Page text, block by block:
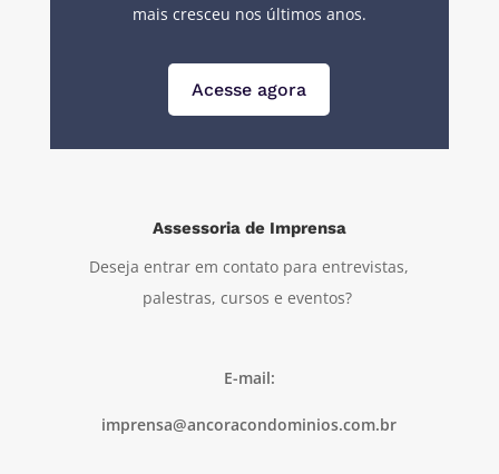
mais cresceu nos últimos anos.
Acesse agora
Assessoria de Imprensa
Deseja entrar em contato para entrevistas,
palestras, cursos e eventos?
E-mail:
imprensa@ancoracondominios.com.br